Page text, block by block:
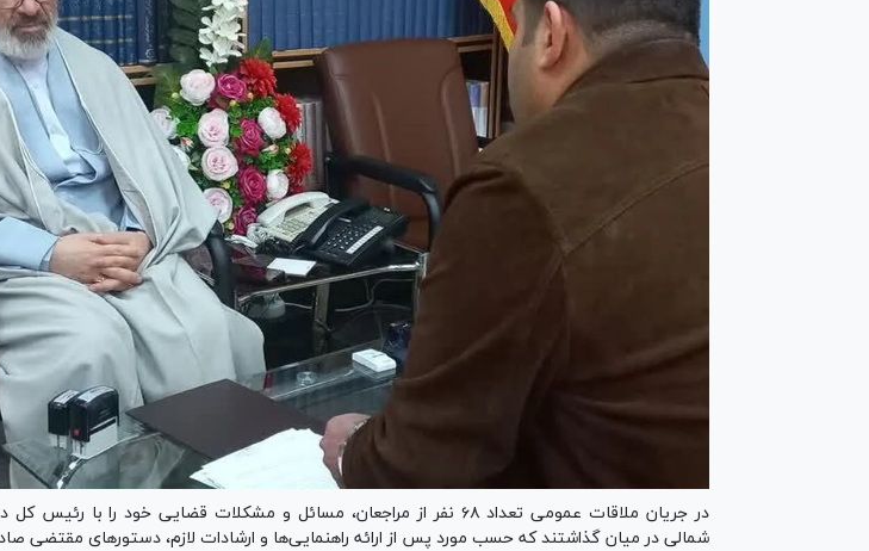
در جریان ملاقات عمومی تعداد ۶۸ نفر از مراجعان، مسائل و مشکلات قضایی خود را با
شمالی در میان گذاشتند که حسب مورد پس از ارائه راهنمایی‌ها و ارشادات لازم، دستور‌های مقتضی